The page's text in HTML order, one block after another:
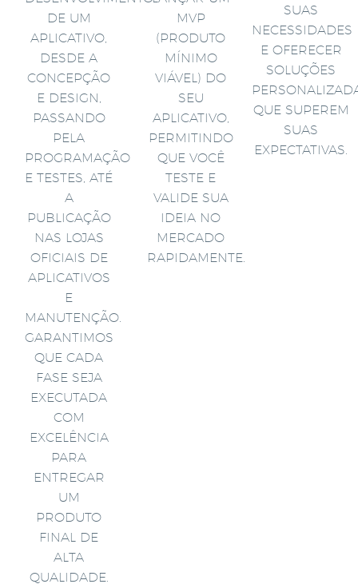
DE UM
APLICATIVO,
DESDE A
CONCEPÇÃO
E DESIGN,
PASSANDO
PELA
PROGRAMAÇÃO
E TESTES, ATÉ
A
PUBLICAÇÃO
NAS LOJAS
OFICIAIS DE
APLICATIVOS
E
MANUTENÇÃO.
GARANTIMOS
QUE CADA
FASE SEJA
EXECUTADA
COM
EXCELÊNCIA
PARA
ENTREGAR
UM
PRODUTO
FINAL DE
ALTA
QUALIDADE.
MVP
(PRODUTO
MÍNIMO
VIÁVEL) DO
SEU
APLICATIVO,
PERMITINDO
QUE VOCÊ
TESTE E
VALIDE SUA
IDEIA NO
MERCADO
RAPIDAMENTE.
SUAS
NECESSIDADES
E OFERECER
SOLUÇÕES
QUE SUPEREM
SUAS
EXPECTATIVAS.